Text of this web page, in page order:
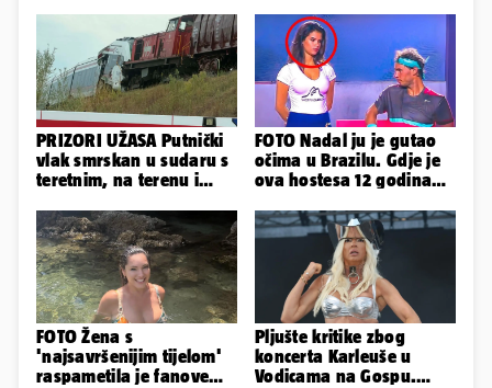
PRIZORI UŽASA Putnički
vlak smrskan u sudaru s
teretnim, na terenu i
FOTO Nadal ju je gutao
očima u Brazilu. Gdje je
ova hostesa 12 godina
FOTO Žena s
'najsavršenijim tijelom'
raspametila je fanove
Pljušte kritike zbog
koncerta Karleuše u
Vodicama na Gospu.